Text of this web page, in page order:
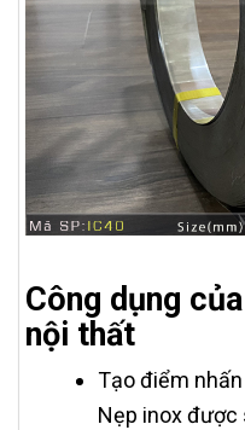
Công dụng
nội thất
Tạo điểm
Nẹp inox được